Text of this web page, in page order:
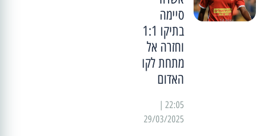
סיימה
בתיקו 1:1
וחזרה אל
מתחת לקו
האדום
29/03/2025